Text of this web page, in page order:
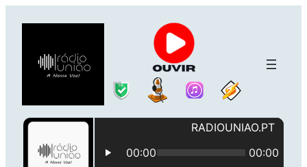
para
conteúdo